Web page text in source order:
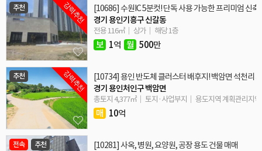
강력추천
추천
[10686] 수원IC 5분컷! 단독 사용 가능한 프리미엄 신축
경기 용인기흥구 신갈동
전용 116㎡ 상가 해당 1층
보 1억 월 500만
강력추천
추천
[10734] 용인 반도체 클러스터 배후지! 백암면 석천리
경기 용인처인구 백암면
총토지 4,377㎡ 토지·사업부지 용도지역 계획관리지역
매 10억
전속 추천
[10281] 사옥, 병원, 요양원, 공장 용도 건물 매매